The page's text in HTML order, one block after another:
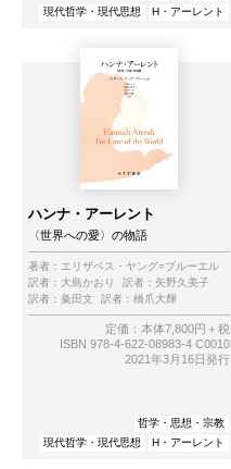
現代哲学・現代思想
H・アーレント
ハンナ・アーレント
〈世界への愛〉の物語
著者： エリザベス・ヤング=ブルーエル
訳者： 大島かおり 訳者： 矢野久美子
訳者： 粂田文 訳者： 橋爪大輝
定価：本体7,800円＋税
ISBN 978-4-622-08983-4 C0010
2021年3月16日発行
哲学・思想・宗教
現代哲学・現代思想
H・アーレント